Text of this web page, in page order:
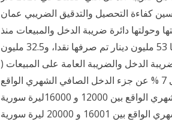
كفاءة التحصيل والتدقيق الضريبي عمان
وحولتها دائرة ضريبة الدخل والمبيعات منذ
بداية العام الحالي 85.5 مليون دينار، لنحو65 الف مكلف، منها 53 مليون دينار تم صرفها نقدا، و32.5 مليون
الدخل والضريبة العامة على المبيعات (
الحلقة الأولى ) تتعامل دائرة ضريبة الدخل والضريبة العامة على 7 % عن جزء الدخل الصافي الشهري الواقع
بين 8001 و 12000 ليرة سورية 9 % عن جزء الدخل الصافي الشهري الواقع بين 12000 و 16000ليرة سورية